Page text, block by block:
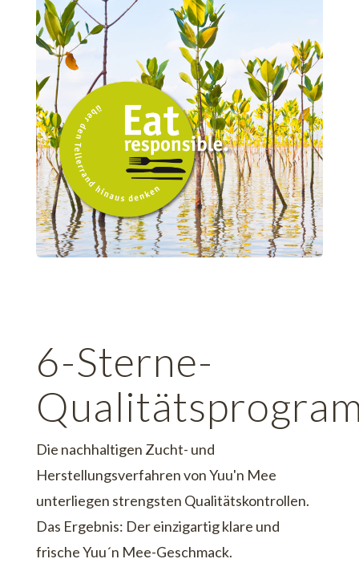
6-Sterne-
Die nachhaltigen Zucht- und
Herstellungsverfahren von Yuu'n Mee
unterliegen strengsten Qualitätskontrollen.
Das Ergebnis: Der einzigartig klare und
frische Yuu´n Mee-Geschmack.